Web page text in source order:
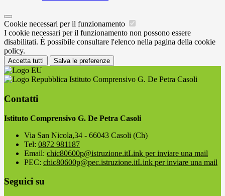
Cookie necessari per il funzionamento
I cookie necessari per il funzionamento non possono essere
disabilitati. È possibile consultare l'elenco nella pagina della cookie
policy.
Accetta tutti Salva le preferenze
Istituto Comprensivo G. De Petra Casoli
Contatti
Istituto Comprensivo G. De Petra Casoli
Via San Nicola,34 - 66043 Casoli (Ch)
Tel: 0872 981187
Email: chic80600p@istruzione.itLink per inviare una mail
PEC: chic80600p@pec.istruzione.itLink per inviare una mail
Seguici su